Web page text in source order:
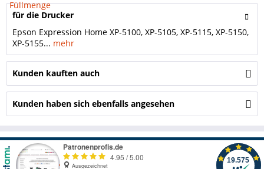
für die Drucker
Epson Expression Home XP-5100, XP-5105, XP-5115, XP-5150,
XP-5155... mehr
Kunden kauften auch
Kunden haben sich ebenfalls angesehen